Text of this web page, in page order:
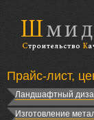
Прайс-лист,
Ландшафтный
Изготовление